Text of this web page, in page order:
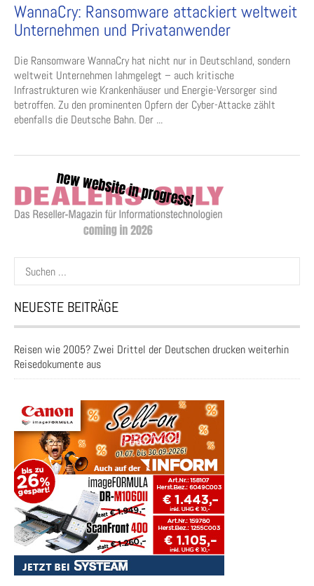
WannaCry: Ransomware attackiert weltweit
Unternehmen und Privatanwender
Die Ransomware WannaCry hat nicht nur in Deutschland, sondern
weltweit Unternehmen lahmgelegt – auch kritische
Infrastrukturen wie Krankenhäuser und Energie-Versorger sind
betroffen. Zu den prominenten Opfern der Cyber-Attacke zählt
ebenfalls die Deutsche Bahn. Der ...
Suchen
nach:
NEUESTE BEITRÄGE
Reisen wie 2005? Zwei Drittel der Deutschen drucken weiterhin
Reisedokumente aus